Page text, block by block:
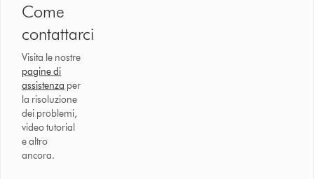
Come
contattarci
Visita le nostre
pagine di
assistenza per
la risoluzione
dei problemi,
video tutorial
e altro
ancora.